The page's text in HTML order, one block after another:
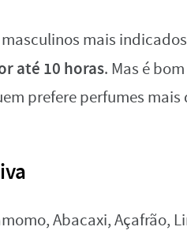
mais
até 10 horas. Mas é
prefere perfumes mais
Abacaxi, Açafrão,